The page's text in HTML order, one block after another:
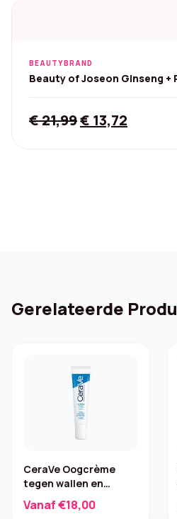
BEAUTYBRAND
Beauty of Joseon Ginseng +
€21,99Original
€ 13,72
Gerelateerde
CeraVe Oogcrème
tegen wallen en
donkere kringen – 14
ml
Vanaf €18,00